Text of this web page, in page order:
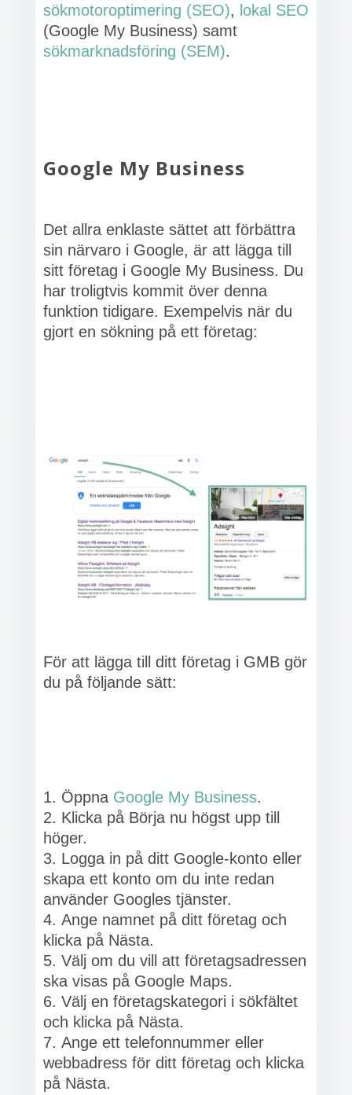
sökmotoroptimering (SEO), lokal SEO
(Google My Business) samt
sökmarknadsföring (SEM).
Google My Business
Det allra enklaste sättet att förbättra
sin närvaro i Google, är att lägga till
sitt företag i Google My Business. Du
har troligtvis kommit över denna
funktion tidigare. Exempelvis när du
gjort en sökning på ett företag:
För att lägga till ditt företag i GMB gör
du på följande sätt:
Öppna Google My Business.
Klicka på Börja nu högst upp till
höger.
Logga in på ditt Google-konto eller
skapa ett konto om du inte redan
använder Googles tjänster.
Ange namnet på ditt företag och
klicka på Nästa.
Välj om du vill att företagsadressen
ska visas på Google Maps.
Välj en företagskategori i sökfältet
och klicka på Nästa.
Ange ett telefonnummer eller
webbadress för ditt företag och klicka
på Nästa.